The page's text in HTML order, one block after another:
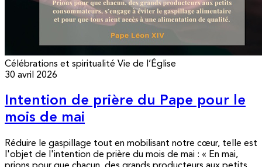
Célébrations et spiritualité Vie de l’Église
30 avril 2026
Intention de prière du Pape pour le
mois de mai
Réduire le gaspillage tout en mobilisant notre cœur, telle est
l'objet de l'intention de prière du mois de mai : « En mai,